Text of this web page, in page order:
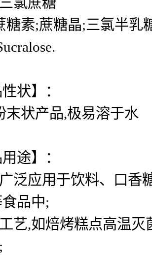
糖素;蔗糖晶;三氯半乳
状】：
末状产品,极易溶于水
途】：
泛应用于饮料、口香
品中;
艺,如焙烤糕点高温